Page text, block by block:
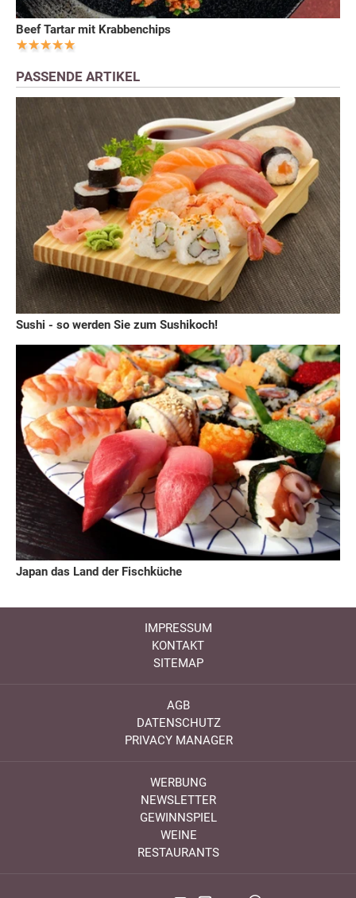
Beef Tartar mit Krabbenchips
PASSENDE ARTIKEL
Sushi - so werden Sie zum Sushikoch!
Japan das Land der Fischküche
IMPRESSUM
KONTAKT
SITEMAP
AGB
DATENSCHUTZ
PRIVACY MANAGER
WERBUNG
NEWSLETTER
GEWINNSPIEL
WEINE
RESTAURANTS